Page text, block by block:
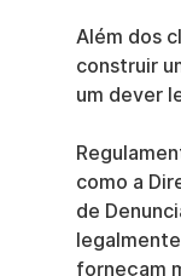
Além dos
construir
um dever
como a
de
forneçam